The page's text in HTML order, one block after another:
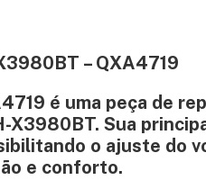
– QXA4719
é uma peça de
X3980BT. Sua
o ajuste do
e conforto.